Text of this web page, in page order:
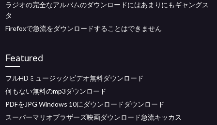
ラジオの完全なアルバムのダウンロードにはあまりにもギャングス
タ
Firefoxで急流をダウンロードすることはできません
Featured
フルHDミュージックビデオ無料ダウンロード
何もない無料のmp3ダウンロード
PDFをJPG Windows 10にダウンロードダウンロード
スーパーマリオブラザーズ映画ダウンロード急流キッカス